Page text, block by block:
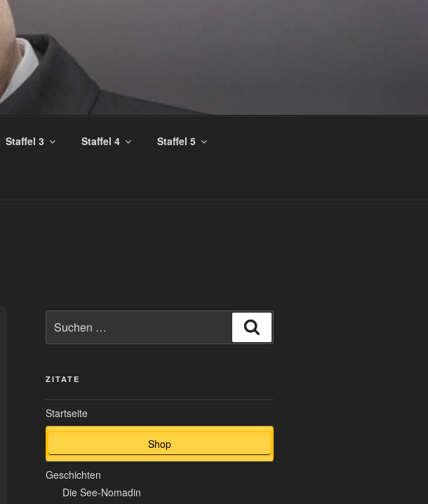
Staffel 3 Staffel 4 Staffel 5
nach:
ZITATE
Startseite
Shop
Geschichten
Die See-Nomadin